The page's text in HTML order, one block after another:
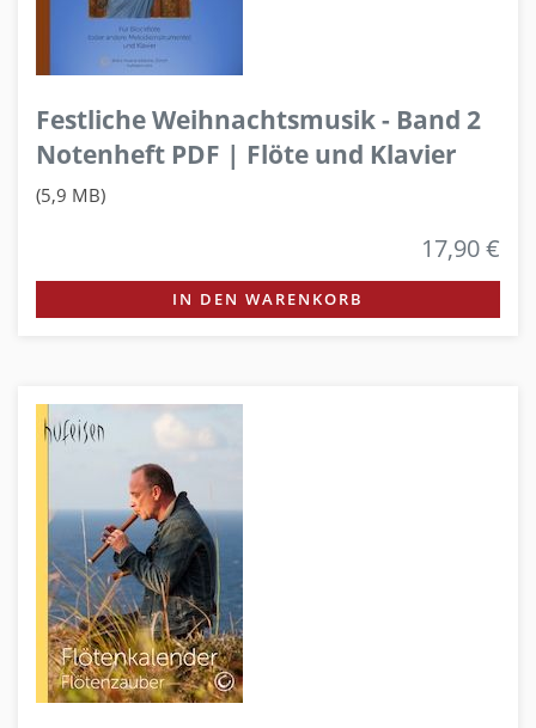
Festliche Weihnachtsmusik - Band 2
Notenheft PDF | Flöte und Klavier
(5,9 MB)
17,90 €
IN DEN WARENKORB